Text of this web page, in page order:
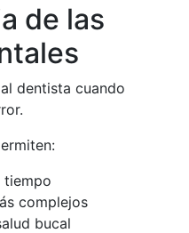
de las
dentista cuando
tiempo
complejos
bucal